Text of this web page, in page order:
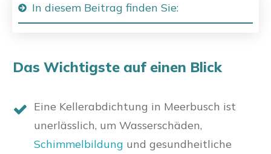
In diesem Beitrag finden Sie:
Das Wichtigste auf einen Blick
Eine Kellerabdichtung in Meerbusch ist
unerlässlich, um Wasserschäden,
Schimmelbildung und gesundheitliche